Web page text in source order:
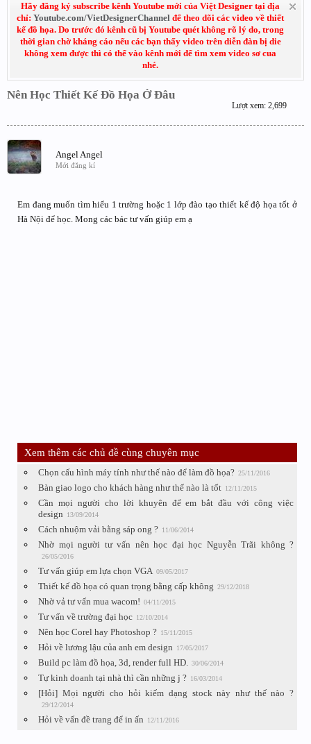
Hãy đăng ký subscribe kênh Youtube mới của Việt Designer tại địa
chỉ: Youtube.com/VietDesignerChannel để theo dõi các video về thiết
kế đồ họa. Do trước đó kênh cũ bị Youtube quét không rõ lý do, trong
thời gian chờ kháng cáo nếu các bạn thấy video trên diễn đàn bị die
không xem được thì có thể vào kênh mới để tìm xem video sơ cua
nhé.
Nên Học Thiết Kế Đồ Họa Ở Đâu
Lượt xem: 2,699
Angel Angel
Mới đăng kí
Em đang muốn tìm hiểu 1 trường hoặc 1 lớp đào tạo thiết kế độ họa tốt ở
Hà Nội để học. Mong các bác tư vấn giúp em ạ
Xem thêm các chủ đề cùng chuyên mục
Chọn cấu hình máy tính như thế nào để làm đồ họa? 25/11/2016
Bàn giao logo cho khách hàng như thế nào là tốt 12/11/2015
Cần mọi người cho lời khuyên để em bắt đầu với công việc
design
13/09/2014
Cách nhuộm vải bằng sáp ong ? 11/06/2014
Nhờ mọi người tư vấn nên học đại học Nguyễn Trãi không ?
26/05/2016
Tư vấn giúp em lựa chọn VGA 09/05/2017
Thiết kế đồ họa có quan trọng bằng cấp không 29/12/2018
Nhờ vả tư vấn mua wacom! 04/11/2015
Tư vấn về trường đại học 12/10/2014
Nên học Corel hay Photoshop ? 15/11/2015
Hỏi về lương lậu của anh em design 17/05/2017
Build pc làm đồ họa, 3d, render full HD. 30/06/2014
Tự kinh doanh tại nhà thì cần những j ? 16/03/2014
[Hỏi] Mọi người cho hỏi kiếm dạng stock này như thế nào ?
29/12/2014
Hỏi về vấn đề trang để in ấn 12/11/2016